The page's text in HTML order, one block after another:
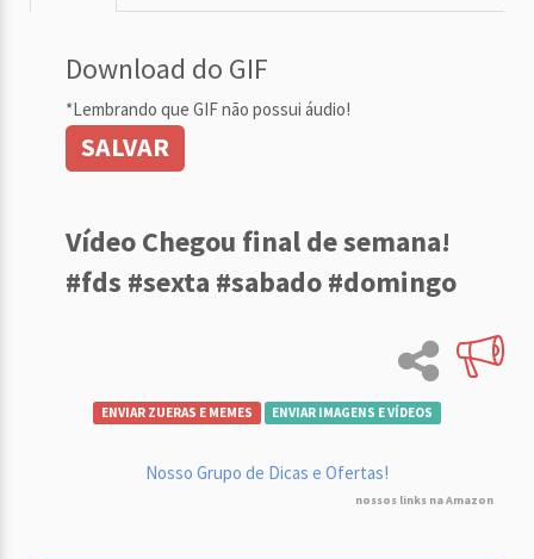
Download do GIF
*Lembrando que GIF não possui áudio!
SALVAR
Vídeo Chegou final de semana!
#fds #sexta #sabado #domingo
ENVIAR ZUERAS E MEMES ENVIAR IMAGENS E VÍDEOS
Nosso Grupo de Dicas e Ofertas!
nossos links na Amazon